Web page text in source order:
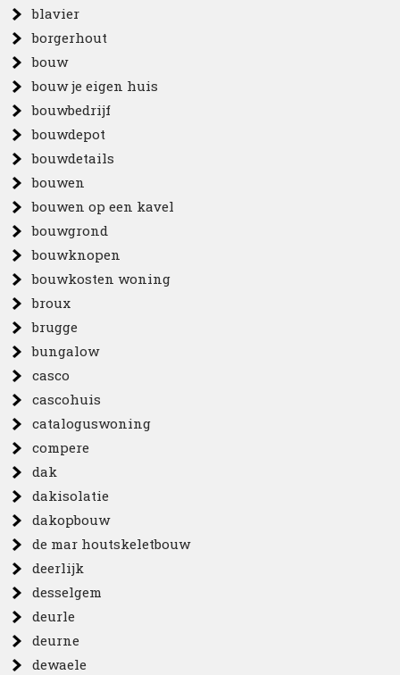
blavier
borgerhout
bouw
bouw je eigen huis
bouwbedrijf
bouwdepot
bouwdetails
bouwen
bouwen op een kavel
bouwgrond
bouwknopen
bouwkosten woning
broux
brugge
bungalow
casco
cascohuis
cataloguswoning
compere
dak
dakisolatie
dakopbouw
de mar houtskeletbouw
deerlijk
desselgem
deurle
deurne
dewaele